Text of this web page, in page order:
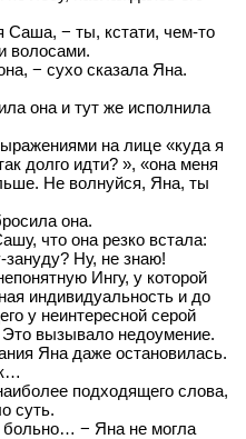
Саша, − ты, кстати, чем-то
волосами.
− сухо сказала Яна.
она и тут же исполнила
на лице «куда я
долго идти? », «она меня
Не волнуйся, Яна, ты
она.
что она резко встала:
Ну, не знаю!
Ингу, у которой
индивидуальность и до
у неинтересной серой
вызывало недоумение.
Яна даже остановилась.
подходящего слова,
суть.
− Яна не могла